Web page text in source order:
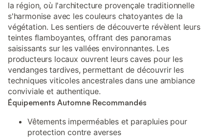
la région, où l'architecture provençale traditionnelle
s'harmonise avec les couleurs chatoyantes de la
végétation. Les sentiers de découverte révèlent leurs
teintes flamboyantes, offrant des panoramas
saisissants sur les vallées environnantes. Les
producteurs locaux ouvrent leurs caves pour les
vendanges tardives, permettant de découvrir les
techniques viticoles ancestrales dans une ambiance
conviviale et authentique.
Équipements Automne Recommandés
Vêtements imperméables et parapluies pour
protection contre averses